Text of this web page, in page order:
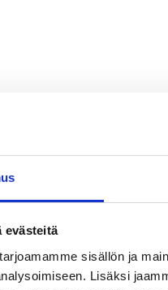
evästeitä
sisällön ja
Lisäksi